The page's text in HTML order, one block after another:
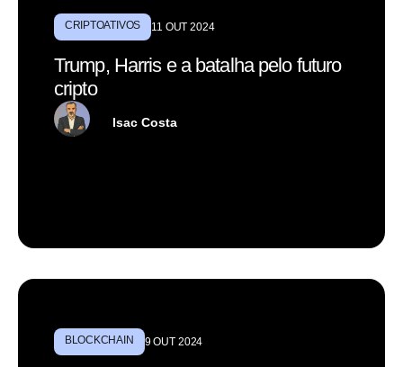
CRIPTOATIVOS 11 OUT 2024
Trump, Harris e a batalha pelo futuro
cripto
Isac Costa
BLOCKCHAIN 9 OUT 2024